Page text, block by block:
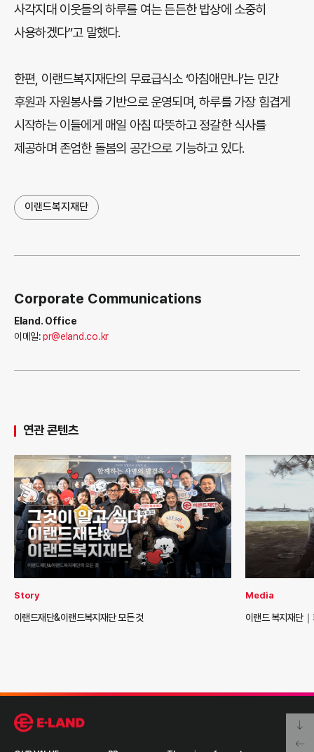
사각지대 이웃들의 하루를 여는 든든한 밥상에 소중히
사용하겠다”고 말했다.
한편, 이랜드복지재단의 무료급식소 ‘아침애만나’는 민간
후원과 자원봉사를 기반으로 운영되며, 하루를 가장 힘겹게
시작하는 이들에게 매일 아침 따뜻하고 정갈한 식사를
제공하며 존엄한 돌봄의 공간으로 기능하고 있다.
이랜드복지재단
Corporate Communications
Eland. Office
이메일:pr@eland.co.kr
연관 콘텐츠
Story
이랜드재단&이랜드복지재단 모든 것
Media
이랜드 복지재단